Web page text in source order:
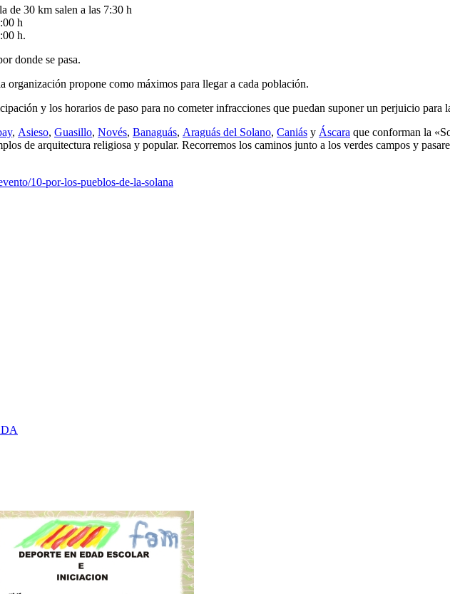
de 30 km salen a las 7:30 h
h
h.
donde se pasa.
organización propone como máximos para llegar a cada población.
y los horarios de paso para no cometer infracciones que puedan suponer un perjuicio para
, Asieso, Guasillo, Novés, Banaguás, Araguás del Solano, Caniás y Áscara que conforman la
de arquitectura religiosa y popular. Recorremos los caminos junto a los verdes campos y
10-por-los-pueblos-de-la-solana